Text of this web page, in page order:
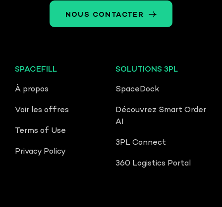
flux pour vous, afin que vos équipes
puissent se concentrer sur les
NOUS CONTACTER
SPACEFILL
À propos
Voir les offres
Terms of Use
Privacy Policy
SOLUTIONS 3PL
SpaceDock
Découvrez Smart Order
AI
3PL Connect
360 Logistics Portal